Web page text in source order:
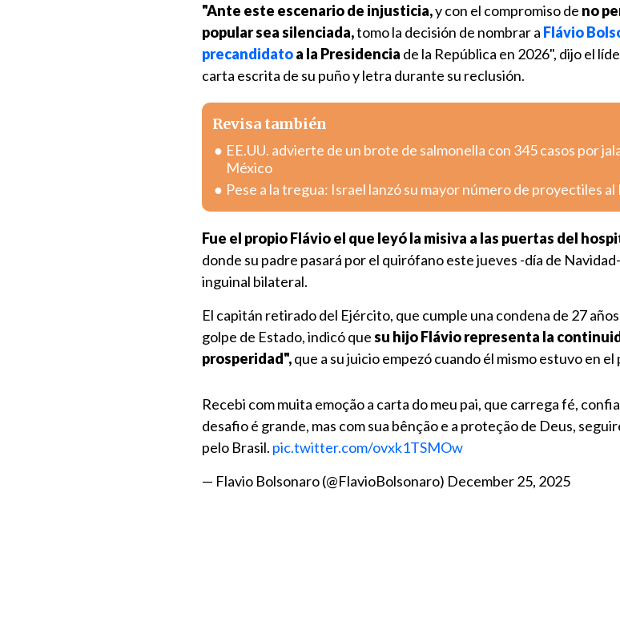
"Ante este escenario de injusticia,y con el compromiso de no
popular sea silenciada,tomo la decisión de nombrar a Flávio
precandidatoa la Presidencia de la República en 2026", dijo el
carta escrita de su puño y letra durante su reclusión.
Revisa también
EE.UU. advierte de un brote de salmonella con 345 casos por
México
Pese a la tregua: Israel lanzó su mayor número de proyectiles al
Fue el propio Flávio el que leyó la misiva a las puertas del
donde su padre pasará por el quirófano este jueves -día de
inguinal bilateral.
El capitán retirado del Ejército, que cumple una condena de 27
golpe de Estado, indicó quesu hijo Flávio representa la
prosperidad",que a su juicio empezó cuando él mismo estuvo en
Recebi com muita emoção a carta do meu pai, que carrega fé,
desafio é grande, mas com sua bênção e a proteção de Deus,
pelo Brasil. pic.twitter.com/ovxk1TSMOw
— Flavio Bolsonaro (@FlavioBolsonaro) December 25, 2025